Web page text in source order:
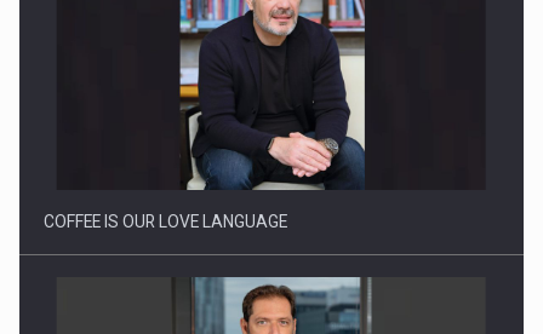
Proteinmaxxing and the Future of Protein Demand
COFFEE IS OUR LOVE LANGUAGE